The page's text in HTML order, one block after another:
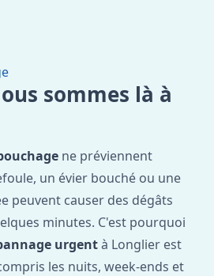
sommes là à
ne préviennent
un évier bouché ou une
peuvent causer des dégâts
minutes. C'est pourquoi
urgentà Longlier est
les nuits, week-ends et